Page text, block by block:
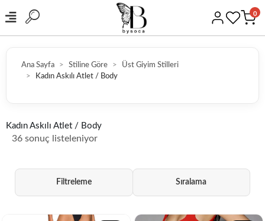
0
Ana Sayfa Stiline Göre
Üst Giyim Stilleri
Kadın Askılı Atlet / Body
Kadın Askılı Atlet / Body
36 sonuç listeleniyor
Filtreleme Sıralama